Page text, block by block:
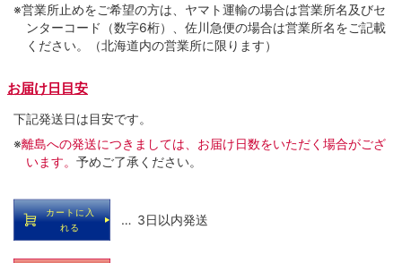
※営業所止めをご希望の方は、ヤマト運輸の場合は営業所名及びセ
ンターコード（数字6桁）、佐川急便の場合は営業所名をご記載
ください。（北海道内の営業所に限ります）
お届け日目安
下記発送日は目安です。
※離島への発送につきましては、お届け日数をいただく場合がござ
います。 予めご了承ください。
カートに入
れる
… 3日以内発送